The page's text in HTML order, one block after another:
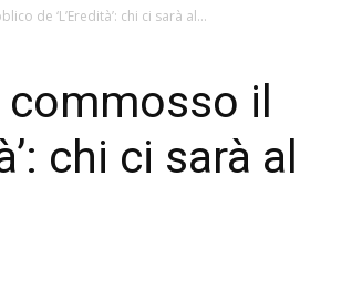
de ‘L’Eredità’: chi ci sarà al...
il
chi ci sarà al